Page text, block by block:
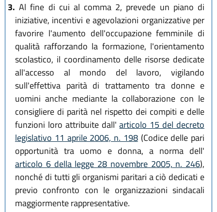
3. Al fine di cui al comma 2, prevede un piano di
iniziative, incentivi e agevolazioni organizzative per
favorire l'aumento dell'occupazione femminile di
qualità rafforzando la formazione, l'orientamento
scolastico, il coordinamento delle risorse dedicate
all'accesso al mondo del lavoro, vigilando
sull'effettiva parità di trattamento tra donne e
uomini anche mediante la collaborazione con le
consigliere di parità nel rispetto dei compiti e delle
funzioni loro attribuite dall'articolo 15 del decreto
legislativo 11 aprile 2006, n. 198(Codice delle pari
opportunità tra uomo e donna, a norma dell'
articolo 6 della legge 28 novembre 2005, n. 246),
nonché di tutti gli organismi paritari a ciò dedicati e
previo confronto con le organizzazioni sindacali
maggiormente rappresentative.